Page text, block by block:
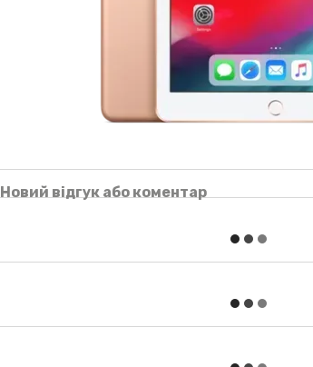
Новий відгук або коментар